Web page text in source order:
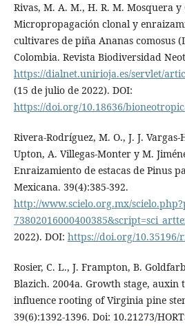
Rivas, M. A. M., H. R. M. Mosquera
Micropropagación clonal y
cultivares de piña Ananas comosus
Colombia. Revista Biodiversidad
https://dialnet.unirioja.es/servlet/
(15 de julio de 2022). DOI:
https://doi.org/10.18636/
Rivera-Rodríguez, M. O., J. J.
Upton, A. Villegas-Monter y M.
Enraizamiento de estacas de Pinus
Mexicana. 39(4):385-392.
http://www.scielo.org.mx/
2022). DOI: https://doi.org/10.35196/
Rosier, C. L., J. Frampton, B.
Blazich. 2004a. Growth stage,
influence rooting of Virginia pine
39(6):1392-1396. Doi: 10.21273/